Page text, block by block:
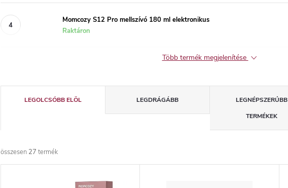
Momcozy S12 Pro mellszívó 180 ml elektronikus
Raktáron
Több termék megjelenítése
e
r
m
LEGOLCSÓBB ELÖL LEGDRÁGÁBB
LEGNÉPSZERŰBB
TERMÉKEK
összesen 27 termék